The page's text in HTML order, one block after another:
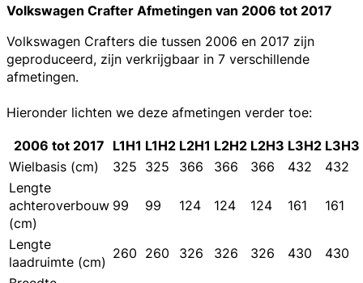
Volkswagen Crafter Afmetingen van 2006 tot 2017
Volkswagen Crafters die tussen 2006 en 2017 zijn
geproduceerd, zijn verkrijgbaar in 7 verschillende
afmetingen.
Hieronder lichten we deze afmetingen verder toe:
2006 tot 2017 L1H1 L1H2 L2H1 L2H2 L2H3 L3H2 L3H3
Wielbasis (cm)
325 325 366 366 366 432
432
Lengte
achteroverbouw
(cm)
99 99 124 124 124 161 161
Lengte
laadruimte (cm) 260 260 326 326 326 430
430